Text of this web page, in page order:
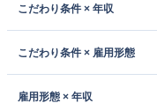
こだわり条件 × 年収
こだわり条件 × 雇用形態
雇用形態 × 年収